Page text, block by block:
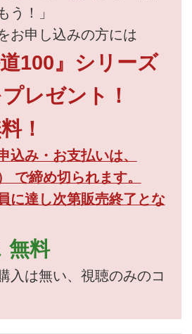
う！」
申し込みの方には
道100』シリーズ
レゼント！
！
み・お支払いは、
で締め切られます。
に達し次第販売終了とな
無料
は無い、視聴のみのコ